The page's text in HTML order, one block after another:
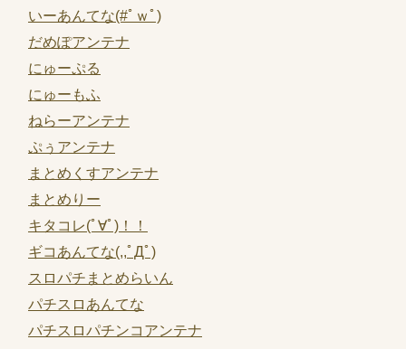
いーあんてな(#ﾟｗﾟ)
だめぽアンテナ
にゅーぷる
にゅーもふ
ねらーアンテナ
ぷぅアンテナ
まとめくすアンテナ
まとめりー
キタコレ(ﾟ∀ﾟ)！！
ギコあんてな(,,ﾟДﾟ)
スロパチまとめらいん
パチスロあんてな
パチスロパチンコアンテナ